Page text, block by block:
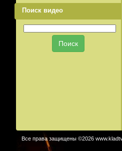
Поиск видео
Все права защищены ©2026